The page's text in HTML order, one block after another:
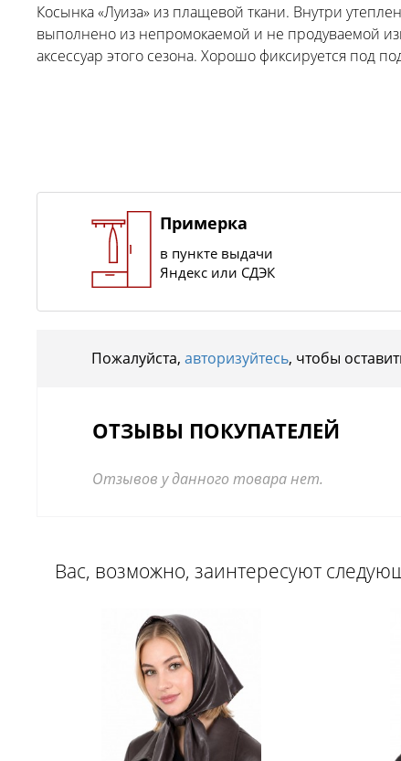
Косынка «Луиза» из плащевой ткани. Внутри
выполнено из непромокаемой и не продуваемой
аксессуар этого сезона. Хорошо фиксируется под
Примерка
в пункте выдачи
Яндекс или СДЭК
Пожалуйста, авторизуйтесь, чтобы
ОТЗЫВЫ ПОКУПАТЕЛЕЙ
Отзывов у данного товара нет.
Вас, возможно, заинтересуют